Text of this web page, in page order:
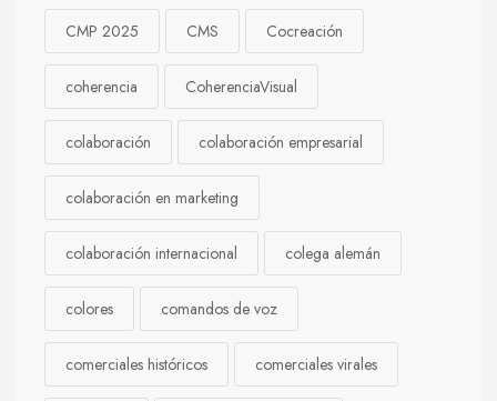
CMP 2025 CMS Cocreación
coherencia CoherenciaVisual
colaboración colaboración empresarial
colaboración en marketing
colaboración internacional colega alemán
colores comandos de voz
comerciales históricos comerciales virales